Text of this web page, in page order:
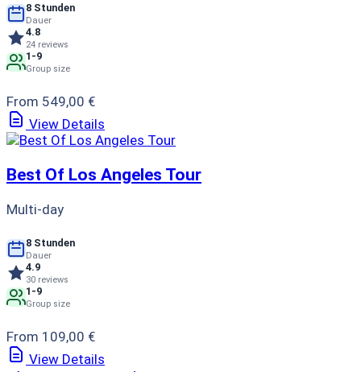
8 Stunden
Dauer
4.8
24 reviews
1-9
Group size
From 549,00 €
View Details
Best Of Los Angeles Tour
Multi-day
8 Stunden
Dauer
4.9
30 reviews
1-9
Group size
From 109,00 €
View Details